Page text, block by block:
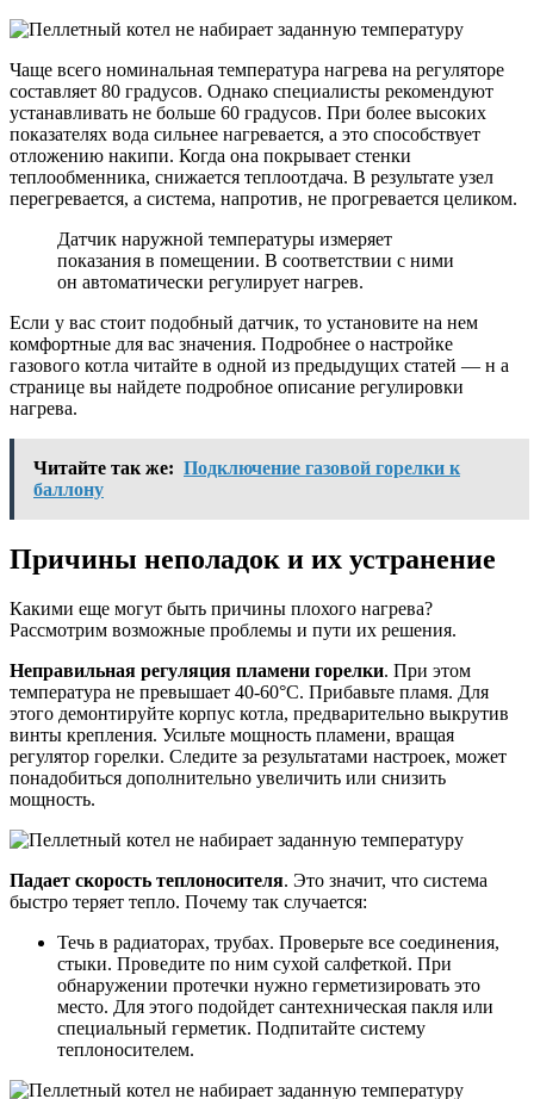
Чаще всего номинальная температура нагрева на регуляторе
составляет 80 градусов. Однако специалисты рекомендуют
устанавливать не больше 60 градусов. При более высоких
показателях вода сильнее нагревается, а это способствует
отложению накипи. Когда она покрывает стенки
теплообменника, снижается теплоотдача. В результате узел
перегревается, а система, напротив, не прогревается целиком.
Датчик наружной температуры измеряет
показания в помещении. В соответствии с ними
он автоматически регулирует нагрев.
Если у вас стоит подобный датчик, то установите на нем
комфортные для вас значения. Подробнее о настройке
газового котла читайте в одной из предыдущих статей — н а
странице вы найдете подробное описание регулировки
нагрева.
Читайте так же: Подключение газовой горелки к
баллону
Причины неполадок и их устранение
Какими еще могут быть причины плохого нагрева?
Рассмотрим возможные проблемы и пути их решения.
Неправильная регуляция пламени горелки. При этом
температура не превышает 40-60°С. Прибавьте пламя. Для
этого демонтируйте корпус котла, предварительно выкрутив
винты крепления. Усильте мощность пламени, вращая
регулятор горелки. Следите за результатами настроек, может
понадобиться дополнительно увеличить или снизить
мощность.
Падает скорость теплоносителя. Это значит, что система
быстро теряет тепло. Почему так случается:
Течь в радиаторах, трубах. Проверьте все соединения,
стыки. Проведите по ним сухой салфеткой. При
обнаружении протечки нужно герметизировать это
место. Для этого подойдет сантехническая пакля или
специальный герметик. Подпитайте систему
теплоносителем.